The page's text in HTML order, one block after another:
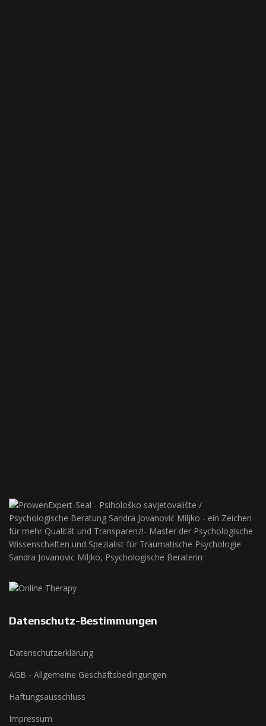
Datenschutz-Bestimmungen
Datenschutzerklärung
AGB - Allgemeine Geschäftsbedingungen
Haftungsausschluss
Impressum